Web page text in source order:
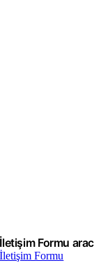
İletişim Formu
İletişim Formu